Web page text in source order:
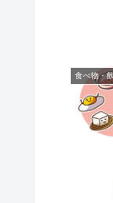
食べ物・